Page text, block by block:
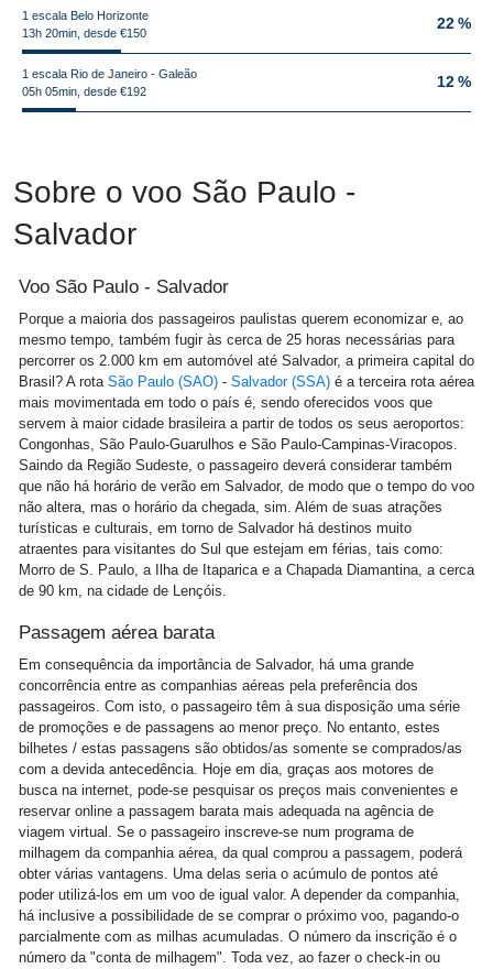
1 escala Belo Horizonte
13h 20min, desde €150
22 %
1 escala Rio de Janeiro - Galeão
05h 05min, desde €192
12 %
Sobre o voo São Paulo -
Salvador
Voo São Paulo - Salvador
Porque a maioria dos passageiros paulistas querem economizar e, ao
mesmo tempo, também fugir às cerca de 25 horas necessárias para
percorrer os 2.000 km em automóvel até Salvador, a primeira capital do
Brasil? A rota São Paulo (SAO) - Salvador (SSA) é a terceira rota aérea
mais movimentada em todo o país é, sendo oferecidos voos que
servem à maior cidade brasileira a partir de todos os seus aeroportos:
Congonhas, São Paulo-Guarulhos e São Paulo-Campinas-Viracopos.
Saindo da Região Sudeste, o passageiro deverá considerar também
que não há horário de verão em Salvador, de modo que o tempo do voo
não altera, mas o horário da chegada, sim. Além de suas atrações
turísticas e culturais, em torno de Salvador há destinos muito
atraentes para visitantes do Sul que estejam em férias, tais como:
Morro de S. Paulo, a Ilha de Itaparica e a Chapada Diamantina, a cerca
de 90 km, na cidade de Lençóis.
Passagem aérea barata
Em consequência da importância de Salvador, há uma grande
concorrência entre as companhias aéreas pela preferência dos
passageiros. Com isto, o passageiro têm à sua disposição uma série
de promoções e de passagens ao menor preço. No entanto, estes
bilhetes / estas passagens são obtidos/as somente se comprados/as
com a devida antecedência. Hoje em dia, graças aos motores de
busca na internet, pode-se pesquisar os preços mais convenientes e
reservar online a passagem barata mais adequada na agência de
viagem virtual. Se o passageiro inscreve-se num programa de
milhagem da companhia aérea, da qual comprou a passagem, poderá
obter várias vantagens. Uma delas seria o acúmulo de pontos até
poder utilizá-los em um voo de igual valor. A depender da companhia,
há inclusive a possibilidade de se comprar o próximo voo, pagando-o
parcialmente com as milhas acumuladas. O número da inscrição é o
número da "conta de milhagem". Toda vez, ao fazer o check-in ou